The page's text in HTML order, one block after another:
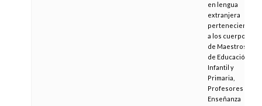
en lengua
extranjera
perteneciente
a los cuerpos
de Maestros
de Educación
Infantil y
Primaria,
Profesores de
Enseñanza